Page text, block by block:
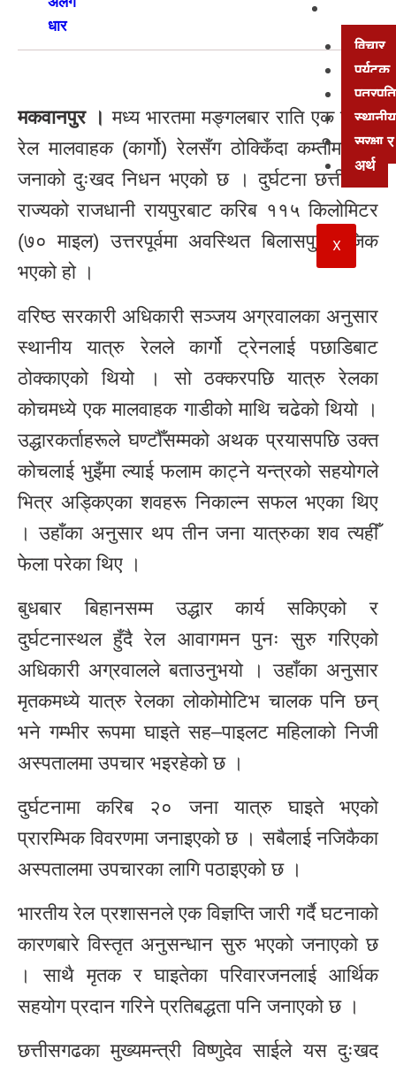
विचार
पर्यटक
सुरक्षा
अर्थ
X
मकवानपुर । मध्य भारतमा मङ्गलबार राति एक यात्रु
रेल मालवाहक (कार्गो) रेलसँग ठोक्किँदा कम्तीमा ११
जनाको दुःखद निधन भएको छ । दुर्घटना छत्तीसगढ
राज्यको राजधानी रायपुरबाट करिब ११५ किलोमिटर
(७० माइल) उत्तरपूर्वमा अवस्थित बिलासपुर नजिक
भएको हो ।
वरिष्ठ सरकारी अधिकारी सञ्जय अग्रवालका अनुसार
स्थानीय यात्रु रेलले कार्गो ट्रेनलाई पछाडिबाट
ठोक्काएको थियो । सो ठक्करपछि यात्रु रेलका
कोचमध्ये एक मालवाहक गाडीको माथि चढेको थियो ।
उद्धारकर्ताहरूले घण्टौँसम्मको अथक प्रयासपछि उक्त
कोचलाई भुइँमा ल्याई फलाम काट्ने यन्त्रको सहयोगले
भित्र अड्किएका शवहरू निकाल्न सफल भएका थिए
। उहाँका अनुसार थप तीन जना यात्रुका शव त्यहीँ
फेला परेका थिए ।
बुधबार बिहानसम्म उद्धार कार्य सकिएको र
दुर्घटनास्थल हुँदै रेल आवागमन पुनः सुरु गरिएको
अधिकारी अग्रवालले बताउनुभयो । उहाँका अनुसार
मृतकमध्ये यात्रु रेलका लोकोमोटिभ चालक पनि छन्
भने गम्भीर रूपमा घाइते सह–पाइलट महिलाको निजी
अस्पतालमा उपचार भइरहेको छ ।
दुर्घटनामा करिब २० जना यात्रु घाइते भएको
प्रारम्भिक विवरणमा जनाइएको छ । सबैलाई नजिकैका
अस्पतालमा उपचारका लागि पठाइएको छ ।
भारतीय रेल प्रशासनले एक विज्ञप्ति जारी गर्दै घटनाको
कारणबारे विस्तृत अनुसन्धान सुरु भएको जनाएको छ
। साथै मृतक र घाइतेका परिवारजनलाई आर्थिक
सहयोग प्रदान गरिने प्रतिबद्धता पनि जनाएको छ ।
छत्तीसगढका मुख्यमन्त्री विष्णुदेव साईले यस दुःखद